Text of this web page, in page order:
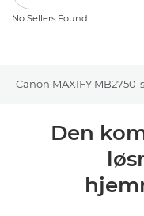
No Sellers Found
Canon MAXIFY MB2750-
OversiktDen